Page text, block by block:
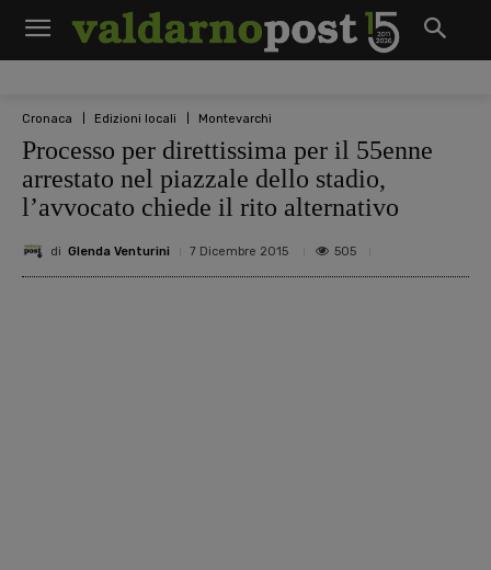
Cronaca Edizioni locali Montevarchi
Processo per direttissima per il 55enne
arrestato nel piazzale dello stadio,
l’avvocato chiede il rito alternativo
di Glenda Venturini 7 Dicembre 2015 505